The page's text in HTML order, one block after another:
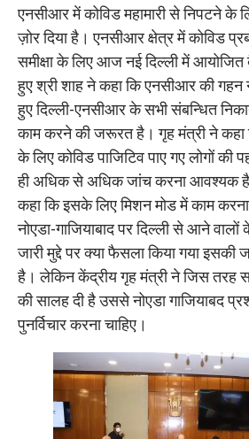
एनसीआर में कोविड महामारी से निपटने के
ज़ोर दिया है। एनसीआर क्षेत्र में कोविड
समीक्षा के लिए आज नई दिल्ली में
हुए श्री शाह ने कहा कि एनसीआर की
हुए दिल्ली-एनसीआर के सभी संबन्धित
काम करने की जरूरत है। गृह मंत्री ने कहा
के लिए कोविड पाजिटिव पाए गए लोगों
ही अधिक से अधिक जांच करना आवश्यक
कहा कि इसके लिए मिशन मोड में काम करना
नोएडा-गाजियाबाद पर दिल्ली से आने
जारी मुद्दे पर क्या फैसला किया गया इसकी
है। लेकिन केंद्रीय गृह मंत्री ने जिस तरह
की सालह दी है उससे नोएडा गाजियाबद
पुनर्विचार करना चाहिए।